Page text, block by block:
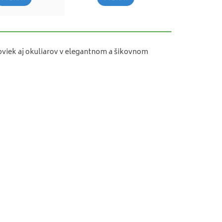
aj okuliarov v elegantnom a šikovnom